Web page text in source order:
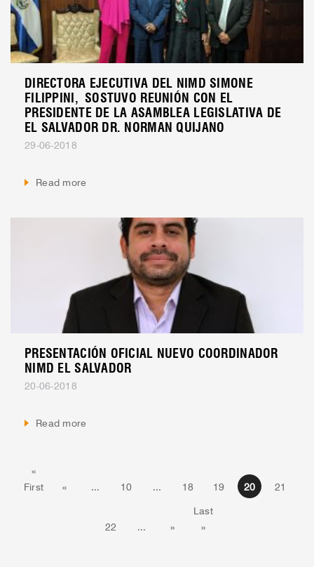
DIRECTORA EJECUTIVA DEL NIMD SIMONE
FILIPPINI, SOSTUVO REUNIÓN CON EL
PRESIDENTE DE LA ASAMBLEA LEGISLATIVA DE
EL SALVADOR DR. NORMAN QUIJANO
29-06-2018
Read more
PRESENTACIÓN OFICIAL NUEVO COORDINADOR
NIMD EL SALVADOR
20-06-2018
Read more
«
First « 10 18 19 20 21
22 »
Last
»